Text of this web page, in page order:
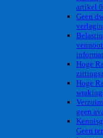
artikel
Geen
Hoge
Hoge
geen
Geen